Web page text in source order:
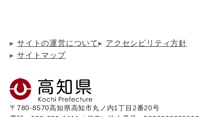
サイトの運営について
アクセシビリティ方針
サイトマップ
〒780-8570高知県高知市丸ノ内1丁目2番20号